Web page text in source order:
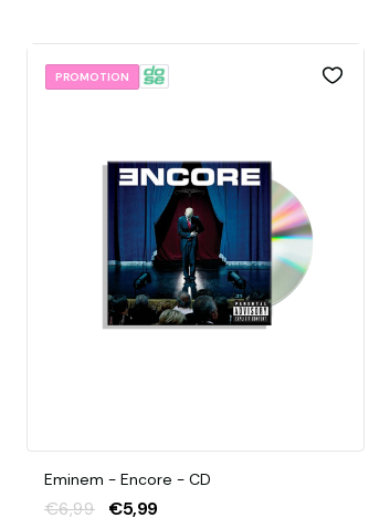
PROMOTION
Eminem - Encore - CD
€6,99 €5,99